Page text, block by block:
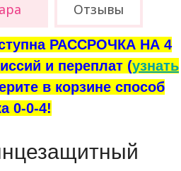
Отзывы
РАССРОЧКА НА 4
и переплат (узнать
в корзине способ
0-0-4!